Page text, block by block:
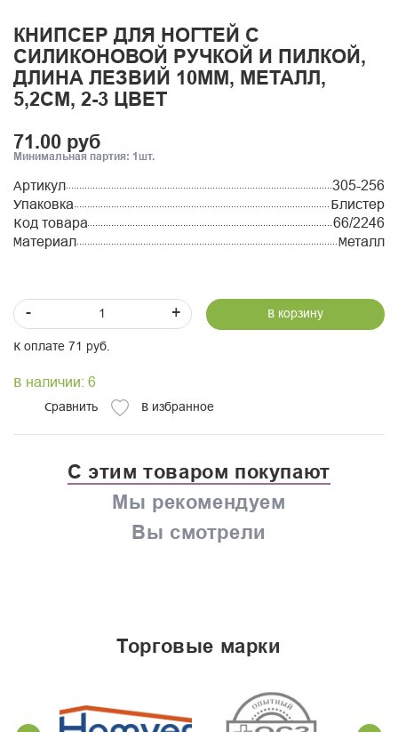
КНИПСЕР ДЛЯ НОГТЕЙ С
СИЛИКОНОВОЙ РУЧКОЙ И ПИЛКОЙ,
ДЛИНА ЛЕЗВИЙ 10ММ, МЕТАЛЛ,
5,2СМ, 2-3 ЦВЕТ
71.00 руб
Минимальная партия: 1шт.
Артикул
305-256
Упаковка
Блистер
Код товара
66/2246
Материал
Металл
- + В корзину
К оплате 71 руб.
В наличии: 6
Сравнить В избранное
С этим товаром покупают
Мы рекомендуем
Вы смотрели
торговые марки